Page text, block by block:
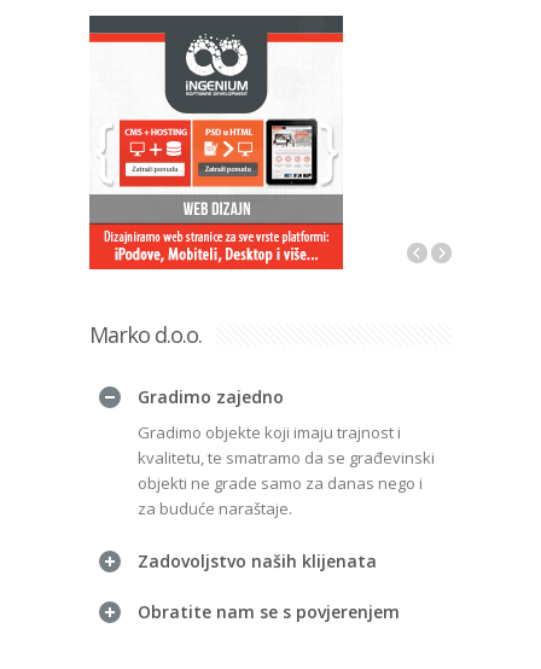
Marko d.o.o.
Gradimo zajedno
Gradimo objekte koji imaju trajnost i
kvalitetu, te smatramo da se građevinski
objekti ne grade samo za danas nego i
za buduće naraštaje.
Zadovoljstvo naših klijenata
Obratite nam se s povjerenjem